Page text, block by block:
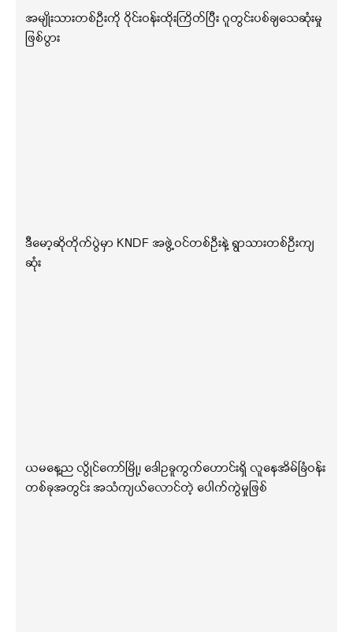
အမျိုးသားတစ်ဦးကို ဝိုင်းဝန်းထိုးကြိတ်ပြီး ဂူတွင်းပစ်ချသေဆုံးမှု
ဖြစ်ပွား
ဒီမော့ဆိုတိုက်ပွဲမှာ KNDF အဖွဲ့ဝင်တစ်ဦးနဲ့ ရွာသားတစ်ဦးကျ
ဆုံး
ယမနေ့ည လွိုင်ကော်မြို့၊ ဒေါဥခူကွက်ဟောင်းရှိ လူနေအိမ်ခြံဝန်း
တစ်ခုအတွင်း အသံကျယ်လောင်တဲ့ ပေါက်ကွဲမှုဖြစ်